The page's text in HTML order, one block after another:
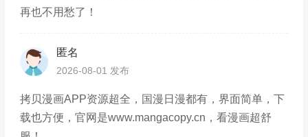
再也不用愁了！
匿名
2026-08-01 发布
拷贝漫画APP资源超全，国漫日漫都有，界面简单，下
载也方便，官网是www.mangacopy.cn，看漫画超舒